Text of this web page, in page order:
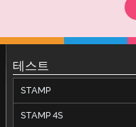
테스트
STAMP
STAMP 4S